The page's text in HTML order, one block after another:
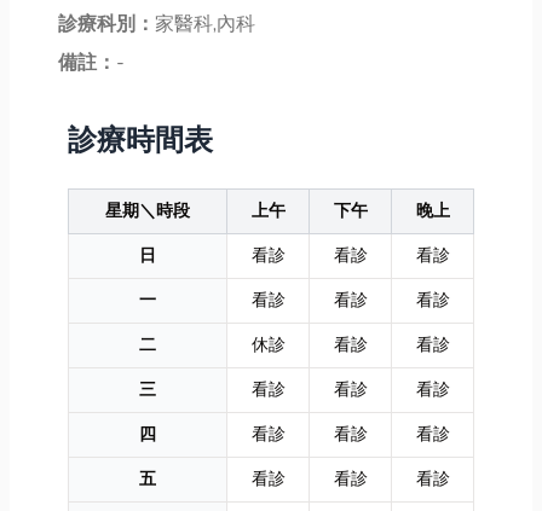
診療科別： 家醫科,內科
備註： -
診療時間表
星期＼時段 上午 下午
晚上
日
看診 看診
看診
一
看診 看診
看診
二
休診 看診
看診
三
看診 看診
看診
四
看診 看診
看診
五
看診 看診
看診